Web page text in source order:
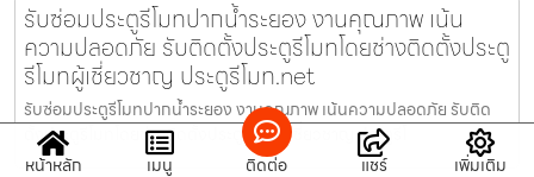
รับซ่อมประตูรีโมทปากน้ำระยอง งานคุณภาพ เน้น
ความปลอดภัย รับติดตั้งประตูรีโมทโดยช่างติดตั้งประตู
รีโมทผู้เชี่ยวชาญ ประตูรีโมท.net
รับซ่อมประตูรีโมทปากน้ำระยอง งานคุณภาพ เน้นความปลอดภัย รับติด
ตั้งประตูรีโมทโดยช่างติดตั้งประตูรีโมทผู้เชี่ยวชาญ ประตูรีโ
หน้าหลัก
เมนู ติดต่อ แชร์ เพิ่มเติม